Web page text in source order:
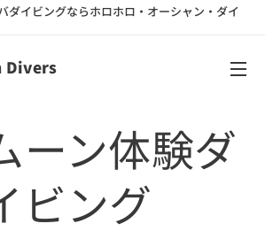
ダイビングならホロホロ・オーシャン・ダイ
Divers
ーン体験ダ
ビング